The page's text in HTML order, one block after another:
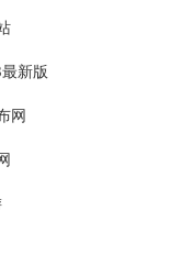
新版
网